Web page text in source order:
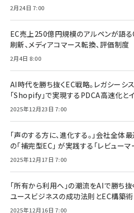
2月24日 7:00
EC売上250億円規模のアルペンが語
刷新、メディアコマース転換、評価制度
2月4日 8:00
AI時代を勝ち抜くEC戦略。レガシーシ
「Shopify」で実現するPDCA高速化と
2025年12月23日 7:00
「声のする方に、進化する。」会社全体
の「補完型EC」 が実践する「レビューマ
2025年12月17日 7:00
「所有から利用へ」の潮流をAIで勝ち抜
ユースビジネスの成功法則とEC構築術
2025年12月16日 7:00